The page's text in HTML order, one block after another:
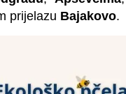
prijelazu Bajakovo.